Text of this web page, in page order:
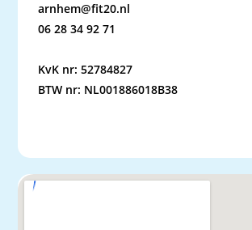
arnhem@fit20.nl
06 28 34 92 71
KvK nr: 52784827
BTW nr: NL001886018B38